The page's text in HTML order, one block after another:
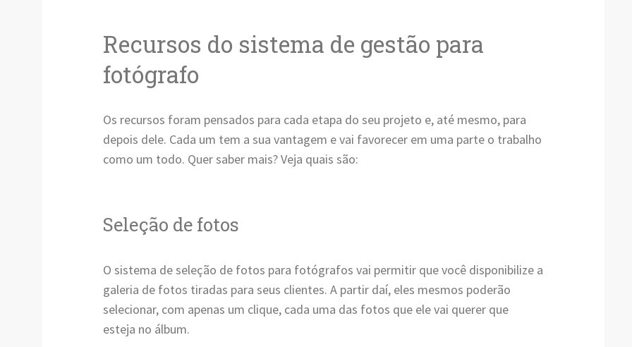
Recursos do sistema de gestão para
fotógrafo
Os recursos foram pensados para cada etapa do seu projeto e, até mesmo, para
depois dele. Cada um tem a sua vantagem e vai favorecer em uma parte o trabalho
como um todo. Quer saber mais? Veja quais são:
Seleção de fotos
O sistema de seleção de fotos para fotógrafos vai permitir que você disponibilize a
galeria de fotos tiradas para seus clientes. A partir daí, eles mesmos poderão
selecionar, com apenas um clique, cada uma das fotos que ele vai querer que
esteja no álbum.